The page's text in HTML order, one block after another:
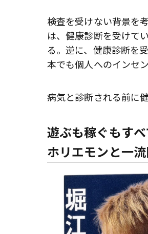
検査を受けない背景を
は、健康診断を受けて
る。逆に、健康診断を
本でも個人へのインセ
病気と診断される前に
遊ぶも稼ぐもす
ホリエモンと一